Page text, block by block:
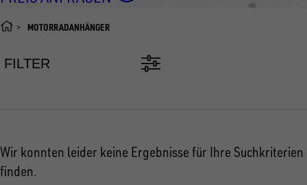
MOTORRADANHÄNGER
FILTER
Wir konnten leider keine Ergebnisse für Ihre Suchkriterien
finden.